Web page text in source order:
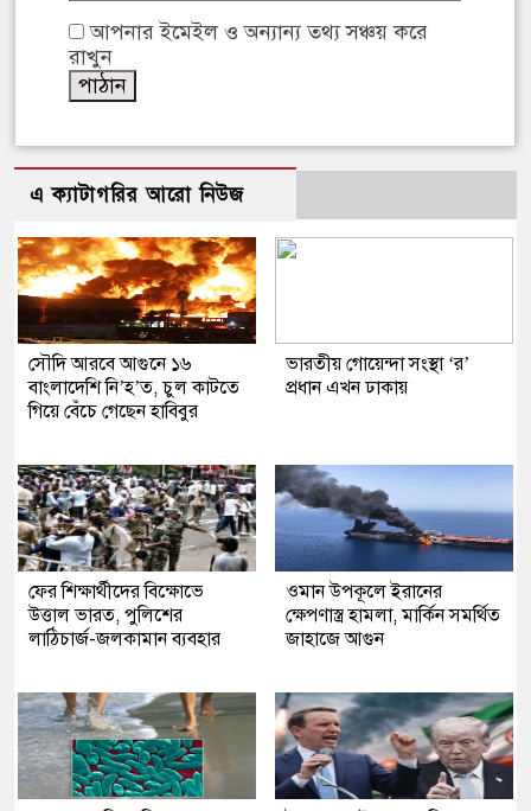
আপনার ইমেইল ও অন্যান্য তথ্য সঞ্চয় করে
রাখুন
এ ক্যাটাগরির আরো নিউজ
সৌদি আরবে আগুনে ১৬
বাংলাদেশি নি’হ’ত, চুল কাটতে
গিয়ে বেঁচে গেছেন হাবিবুর
ভারতীয় গোয়েন্দা সংস্থা ‘র’
প্রধান এখন ঢাকায়
ফের শিক্ষার্থীদের বিক্ষোভে
উত্তাল ভারত, পুলিশের
লাঠিচার্জ-জলকামান ব্যবহার
ওমান উপকূলে ইরানের
ক্ষেপণাস্ত্র হামলা, মার্কিন সমর্থিত
জাহাজে আগুন